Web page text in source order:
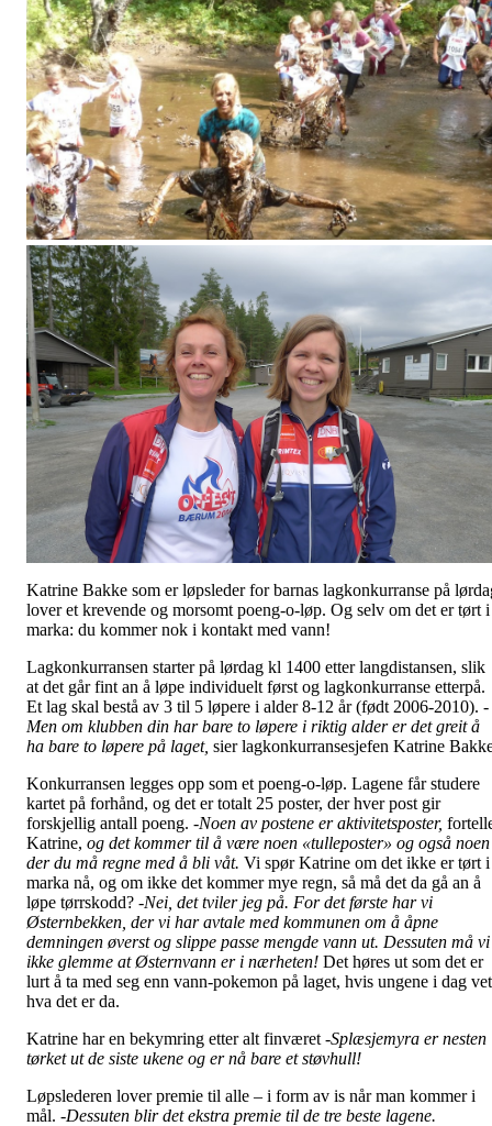
Katrine Bakke som er løpsleder for barnas lagkonkurranse på
lover et krevende og morsomt poeng-o-løp. Og selv om det er tørt i
marka: du kommer nok i kontakt med vann!
Lagkonkurransen starter på lørdag kl 1400 etter langdistansen, slik
at det går fint an å løpe individuelt først og lagkonkurranse etterpå.
Et lag skal bestå av 3 til 5 løpere i alder 8-12 år (født 2006-2010). -
Men om klubben din har bare to løpere i riktig alder er det greit å
ha bare to løpere på laget, sier lagkonkurransesjefen Katrine
Konkurransen legges opp som et poeng-o-løp. Lagene får studere
kartet på forhånd, og det er totalt 25 poster, der hver post gir
forskjellig antall poeng. -Noen av postene er aktivitetsposter,
Katrine, og det kommer til å være noen «tulleposter» og også noen
der du må regne med å bli våt. Vi spør Katrine om det ikke er tørt i
marka nå, og om ikke det kommer mye regn, så må det da gå an å
løpe tørrskodd? -Nei, det tviler jeg på. For det første har vi
Østernbekken, der vi har avtale med kommunen om å åpne
demningen øverst og slippe passe mengde vann ut. Dessuten må vi
ikke glemme at Østernvann er i nærheten! Det høres ut som det er
lurt å ta med seg enn vann-pokemon på laget, hvis ungene i dag vet
hva det er da.
Katrine har en bekymring etter alt finværet -Splæsjemyra er nesten
tørket ut de siste ukene og er nå bare et støvhull!
Løpslederen lover premie til alle – i form av is når man kommer i
mål. -Dessuten blir det ekstra premie til de tre beste lagene.